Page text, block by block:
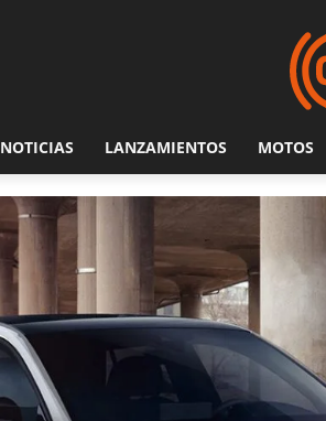
NOTICIAS LANZAMIENTOS MOTOS